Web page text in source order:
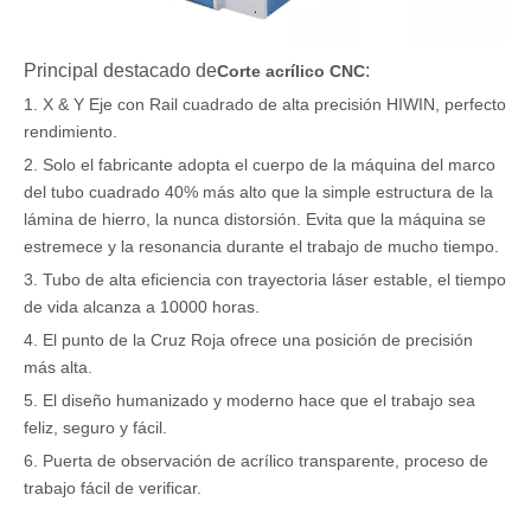
Principal destacado deCorte acrílico CNC:
1. X & Y Eje con Rail cuadrado de alta precisión HIWIN, perfecto
rendimiento.
2. Solo el fabricante adopta el cuerpo de la máquina del marco
del tubo cuadrado 40% más alto que la simple estructura de la
lámina de hierro, la nunca distorsión. Evita que la máquina se
estremece y la resonancia durante el trabajo de mucho tiempo.
3. Tubo de alta eficiencia con trayectoria láser estable, el tiempo
de vida alcanza a 10000 horas.
4. El punto de la Cruz Roja ofrece una posición de precisión
más alta.
5. El diseño humanizado y moderno hace que el trabajo sea
feliz, seguro y fácil.
6. Puerta de observación de acrílico transparente, proceso de
trabajo fácil de verificar.